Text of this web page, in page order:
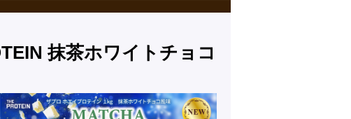
抹茶ホワイトチョコ